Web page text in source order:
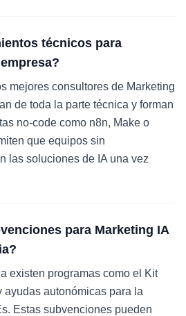
técnicos para
mejores consultores de Marketing
de toda la parte técnica y forman
no-code como n8n, Make o
que equipos sin
las soluciones de IA una vez
para Marketing IA
existen programas como el Kit
ayudas autonómicas para la
Estas subvenciones pueden